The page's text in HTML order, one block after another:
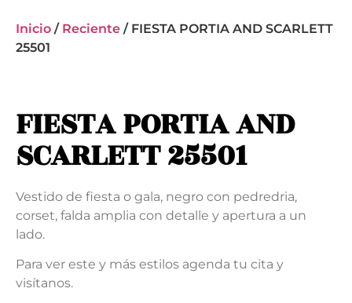
Inicio / Reciente / FIESTA PORTIA AND SCARLETT
25501
FIESTA PORTIA AND
SCARLETT 25501
Vestido de fiesta o gala, negro con pedredria,
corset, falda amplia con detalle y apertura a un
lado.
Para ver este y más estilos agenda tu cita y
visítanos.